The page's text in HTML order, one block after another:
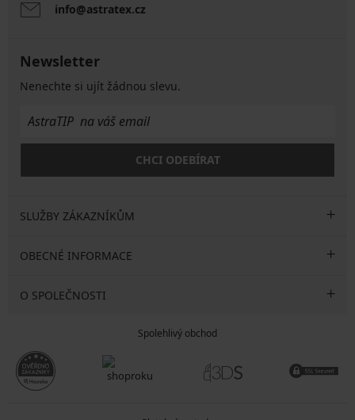
info@astratex.cz
Newsletter
Nenechte si ujít žádnou slevu.
CHCI ODEBÍRAT
SLUŽBY ZÁKAZNÍKŮM
OBECNÉ INFORMACE
O SPOLEČNOSTI
Spolehlivý obchod